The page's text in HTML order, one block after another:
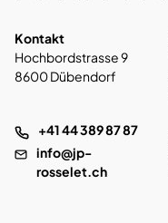
Kontakt
Hochbordstrasse 9
8600 Dübendorf
+41 44 389 87 87
info@jp-
rosselet.ch